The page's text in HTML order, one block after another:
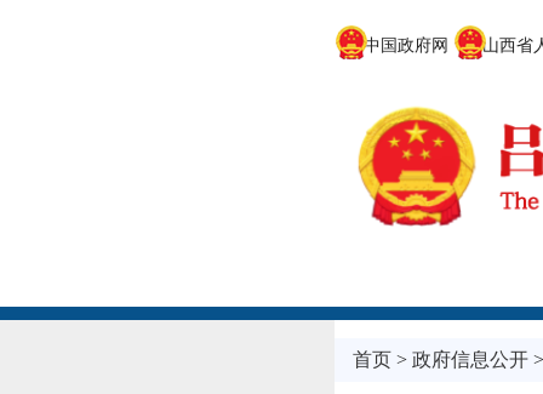
中国政府网 山西省人
首页> 政府信息公开